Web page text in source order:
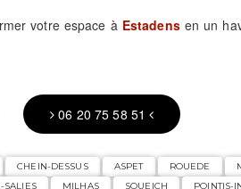
votre espace à Estadensen un
06 20 75 58 51
CHEIN-DESSUS ASPET ROUEDE
SALIES
MILHAS SOUEICH POINTIS-